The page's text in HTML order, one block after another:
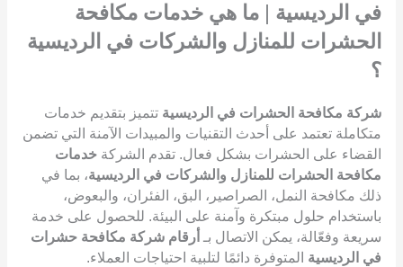
في الرديسية
ما هي خدمات مكافحة
الحشرات للمنازل والشركات في الرديسية
؟
شركة مكافحة الحشرات في الرديسية تتميز بتقديم خدمات
متكاملة تعتمد على أحدث التقنيات والمبيدات الآمنة التي تضمن
القضاء على الحشرات بشكل فعال. تقدم الشركة خدمات
مكافحة الحشرات للمنازل والشركات في الرديسية، بما في
ذلك مكافحة النمل، الصراصير، البق، الفئران، والبعوض،
باستخدام حلول مبتكرة وآمنة على البيئة. للحصول على خدمة
سريعة وفعّالة، يمكن الاتصال بـ أرقام شركة مكافحة حشرات
في الرديسية المتوفرة دائمًا لتلبية احتياجات العملاء.